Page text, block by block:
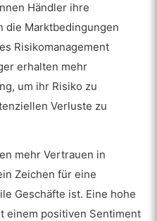
Händler ihre
die Marktbedingungen
Risikomanagement
erhalten mehr
um ihr Risiko zu
Verluste zu
mehr Vertrauen in
Zeichen für eine
Geschäfte ist. Eine hohe
einem positiven Sentiment